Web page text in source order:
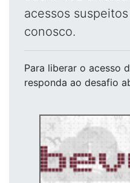
acessos
conosco.
Para liberar o acesso
responda ao desafio